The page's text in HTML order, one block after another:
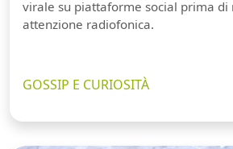
virale su piattaforme social prima di
attenzione radiofonica.
GOSSIP E CURIOSITÀ